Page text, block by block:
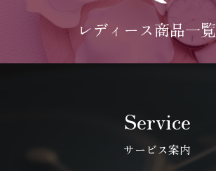
レディース商品一覧
Service
サービス案内